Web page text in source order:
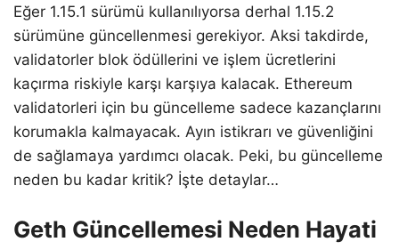
Eğer 1.15.1 sürümü kullanılıyorsa derhal 1.15.2
sürümüne güncellenmesi gerekiyor. Aksi takdirde,
validatorler blok ödüllerini ve işlem ücretlerini
kaçırma riskiyle karşı karşıya kalacak. Ethereum
validatorleri için bu güncelleme sadece kazançlarını
korumakla kalmayacak. Ayın istikrarı ve güvenliğini
de sağlamaya yardımcı olacak. Peki, bu güncelleme
neden bu kadar kritik? İşte detaylar…
Geth Güncellemesi Neden Hayati